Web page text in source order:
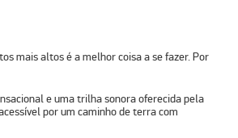
mais altos é a melhor coisa a se fazer. Por
e uma trilha sonora oferecida pela
por um caminho de terra com